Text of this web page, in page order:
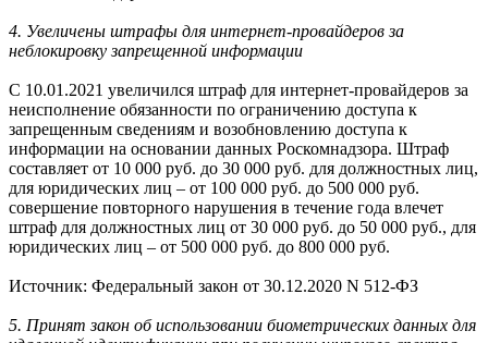
4. Увеличены штрафы для интернет-провайдеров за
неблокировку запрещенной информации
С 10.01.2021 увеличился штраф для интернет-провайдеров за
неисполнение обязанности по ограничению доступа к
запрещенным сведениям и возобновлению доступа к
информации на основании данных Роскомнадзора. Штраф
составляет от 10 000 руб. до 30 000 руб. для должностных лиц,
для юридических лиц – от 100 000 руб. до 500 000 руб.
совершение повторного нарушения в течение года влечет
штраф для должностных лиц от 30 000 руб. до 50 000 руб., для
юридических лиц – от 500 000 руб. до 800 000 руб.
Источник: Федеральный закон от 30.12.2020 N 512-ФЗ
5. Принят закон об использовании биометрических данных для